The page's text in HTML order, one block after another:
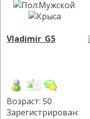
Vladimir_G5
Возраст: 50
Зарегистрирован: